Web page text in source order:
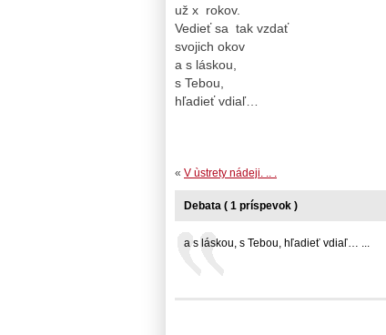
už x rokov.
Vedieť sa tak vzdať
svojich okov
a s láskou,
s Tebou,
hľadieť vdiaľ…
« V ùstrety nádeji. .. .
Debata ( 1 príspevok )
a s láskou, s Tebou, hľadieť vdiaľ… ...